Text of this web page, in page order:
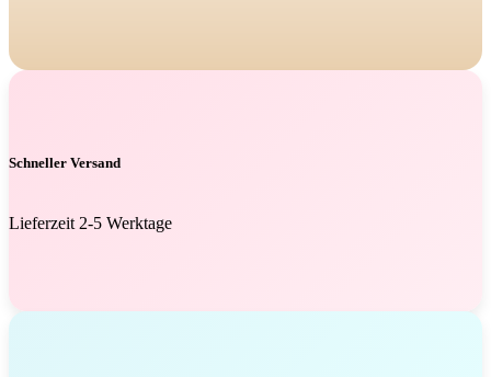
Schneller Versand
Lieferzeit 2-5 Werktage